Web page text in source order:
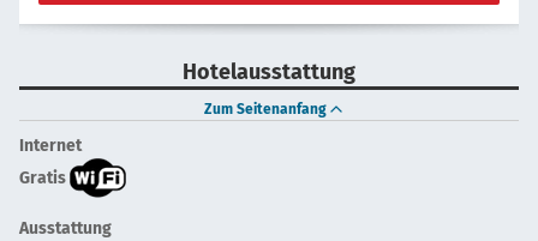
Hotelausstattung
Zum Seitenanfang
Internet
Gratis
Ausstattung